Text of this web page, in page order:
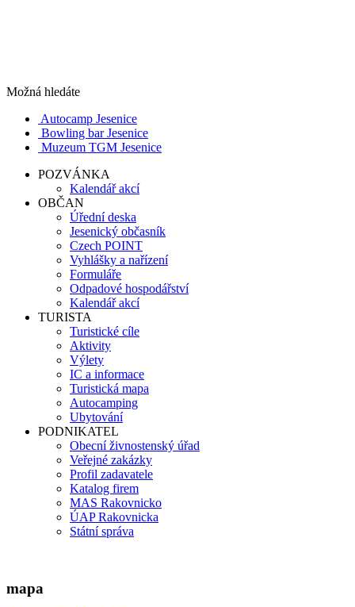
Možná hledáte
Autocamp Jesenice
Bowling bar Jesenice
Muzeum TGM Jesenice
POZVÁNKA
Kalendář akcí
OBČAN
Úřední deska
Jesenický občasník
Czech POINT
Vyhlášky a nařízení
Formuláře
Odpadové hospodářství
Kalendář akcí
TURISTA
Turistické cíle
Aktivity
Výlety
IC a informace
Turistická mapa
Autocamping
Ubytování
PODNIKATEL
Obecní živnostenský úřad
Veřejné zakázky
Profil zadavatele
Katalog firem
MAS Rakovnicko
ÚAP Rakovnicka
Státní správa
mapa